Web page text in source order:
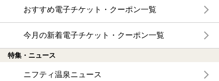
おすすめ電子チケット・クーポン一覧
今月の新着電子チケット・クーポン一覧
特集・ニュース
ニフティ温泉ニュース